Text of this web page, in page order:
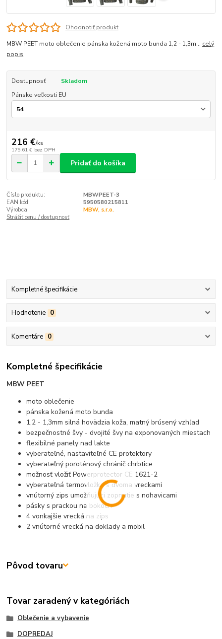
Ohodnotiť produkt
MBW PEET moto oblečenie pánska kožená moto bunda 1,2 - 1,3m... celý
popis
Dostupnosť
Skladom
Pánske veľkosti EU
216 €/ks
175,61 € bez DPH
Pridať do košíka
Číslo produktu:
MBWPEET-3
EAN kód:
5950580215811
Výrobca:
MBW, s.r.o.
Strážiť cenu / dostupnosť
Kompletné špecifikácie
Hodnotenie 0
Komentáre 0
Kompletné špecifikácie
MBW PEET
moto oblečenie
pánska kožená moto bunda
1,2 - 1,3mm silná hovädzia koža, matný brúsený vzhľad
bezpečnostné švy - dvojité švy na exponovaných miestach
flexibilné panely nad lakte
vyberateľné, nastaviteľné CE protektory
vyberateľný poroténový chránič chrbtice
možnosť vložiť Powerprotector CE 1621-2
vyberateľná termovložka s dvoma vreckami
vnútorný zips umožňujúci zopnutie s nohavicami
pásky s prackou na bokoch
4 vonkajšie vrecká na zips
2 vnútorné vrecká na doklady a mobil
Pôvod tovaru
Tovar zaradený v kategóriách
Oblečenie a vybavenie
DOPREDAJ